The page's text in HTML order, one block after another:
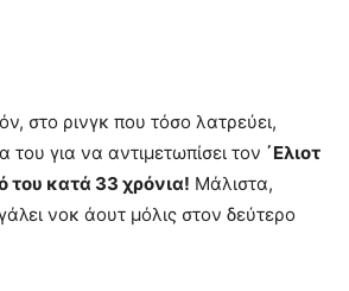
στο ρινγκ που τόσο λατρεύει,
για να αντιμετωπίσει τον ΄Ελιοτ
του κατά 33 χρόνια! Μάλιστα,
νοκ άουτ μόλις στον δεύτερο